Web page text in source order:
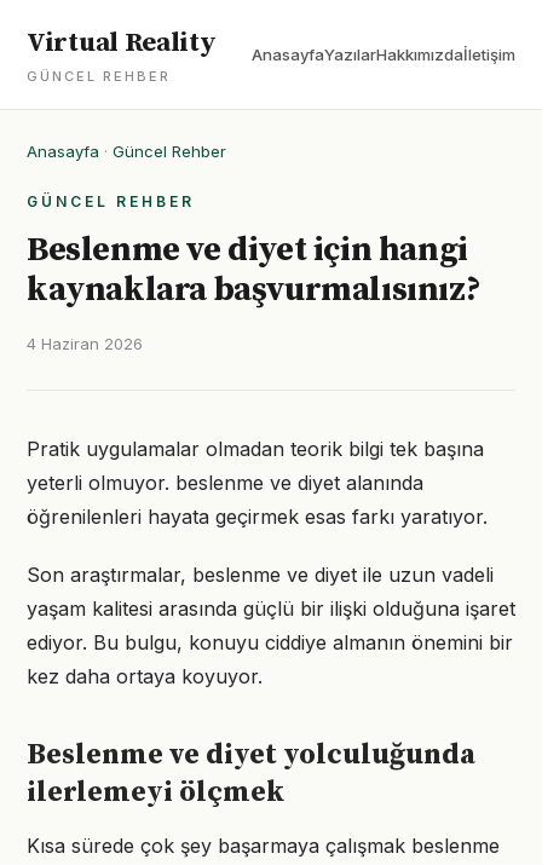
Virtual Reality
GÜNCEL REHBER
AnasayfaYazılarHakkımızdaİletişim
Anasayfa · Güncel Rehber
GÜNCEL REHBER
Beslenme ve diyet için hangi
kaynaklara başvurmalısınız?
4 Haziran 2026
Pratik uygulamalar olmadan teorik bilgi tek başına
yeterli olmuyor. beslenme ve diyet alanında
öğrenilenleri hayata geçirmek esas farkı yaratıyor.
Son araştırmalar, beslenme ve diyet ile uzun vadeli
yaşam kalitesi arasında güçlü bir ilişki olduğuna işaret
ediyor. Bu bulgu, konuyu ciddiye almanın önemini bir
kez daha ortaya koyuyor.
Beslenme ve diyet yolculuğunda
ilerlemeyi ölçmek
Kısa sürede çok şey başarmaya çalışmak beslenme